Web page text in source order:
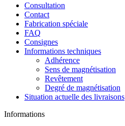
Consultation
Contact
Fabrication spéciale
FAQ
Consignes
Informations techniques
Adhérence
Sens de magnétisation
Revêtement
Degré de magnétisation
Situation actuelle des livraisons
Informations